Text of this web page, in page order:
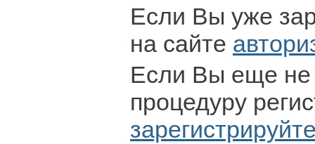
Если Вы уже
на сайте
Если Вы еще не
процедуру